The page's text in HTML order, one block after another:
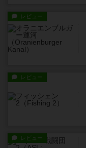
レビュー
レビュー
レビュー